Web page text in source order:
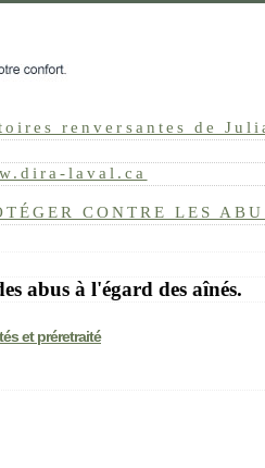
renversantes de
laval.ca
CONTRE LES
abus à l'égard des aînés.
et préretraité